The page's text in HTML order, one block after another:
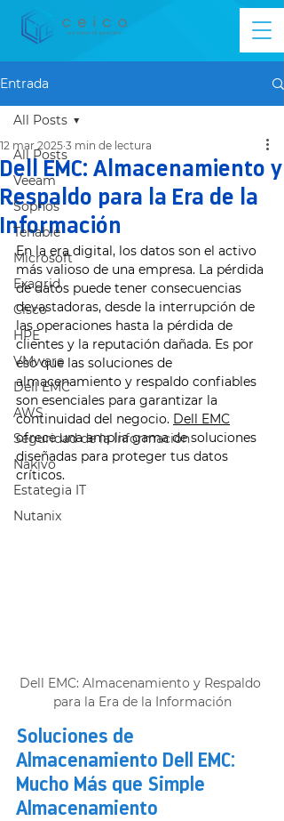
Entrada
All Posts
Veeam
Sophos
Tenable
Microsoft
Exagrid
Cisco
HPE
VMware
Dell EMC
AWS
Seguridad de la Información
Nakivo
Estategia IT
Nutanix
All Posts
Dell EMC: Almacenamiento y
Respaldo para la Era de la
Información
12 mar 2025 3 min de lectura
En la era digital, los datos son el activo
más valioso de una empresa. La pérdida
de datos puede tener consecuencias
devastadoras, desde la interrupción de
las operaciones hasta la pérdida de
clientes y la reputación dañada. Es por
eso que las soluciones de
almacenamiento y respaldo confiables
son esenciales para garantizar la
continuidad del negocio. Dell EMC
ofrece una amplia gama de soluciones
diseñadas para proteger tus datos
críticos.
Dell EMC: Almacenamiento y Respaldo
para la Era de la Información
Soluciones de
Almacenamiento Dell EMC:
Mucho Más que Simple
Almacenamiento